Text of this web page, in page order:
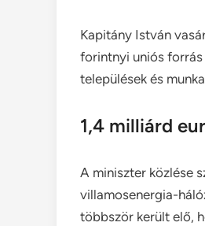
Kapitány István
forintnyi uniós forrás
települések és
1,4 milliárd
A miniszter közlése
villamosenergia-
többször került elő,